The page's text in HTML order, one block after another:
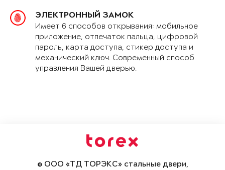
ЭЛЕКТРОННЫЙ ЗАМОК
Имеет 6 способов открывания: мобильное
приложение, отпечаток пальца, цифровой
пароль, карта доступа, стикер доступа и
механический ключ. Современный способ
управления Вашей дверью.
© ООО «ТД ТОРЭКС» стальные двери,